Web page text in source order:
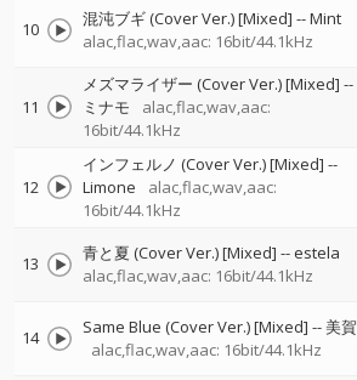
10 混沌ブギ (Cover Ver.) [Mixed] --Mint
alac,flac,wav,aac: 16bit/44.1kHz
11
メズマライザー (Cover Ver.) [Mixed] --
ミナモ
alac,flac,wav,aac:
16bit/44.1kHz
12
インフェルノ (Cover Ver.) [Mixed] --
Limone
alac,flac,wav,aac:
16bit/44.1kHz
13 青と夏 (Cover Ver.) [Mixed] --estela
alac,flac,wav,aac: 16bit/44.1kHz
14 Same Blue (Cover Ver.) [Mixed] --美賀
alac,flac,wav,aac: 16bit/44.1kHz